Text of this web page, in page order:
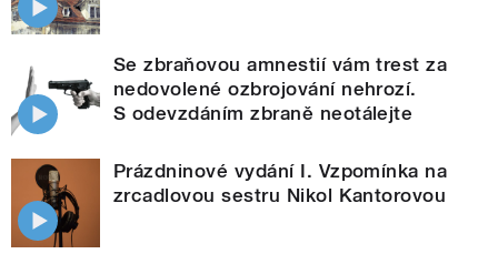
Se zbraňovou amnestií vám trest za
nedovolené ozbrojování nehrozí.
S odevzdáním zbraně neotálejte
Prázdninové vydání I. Vzpomínka na
zrcadlovou sestru Nikol Kantorovou